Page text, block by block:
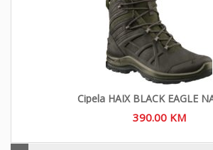
Cipela HAIX BLACK EAGLE
390.00 KM